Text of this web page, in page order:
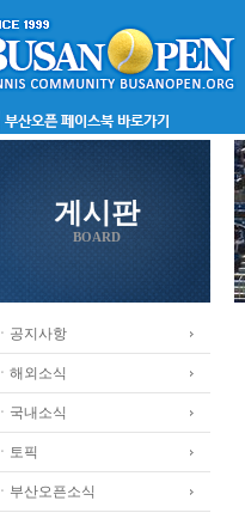
게시판
BOARD
ㆍ공지사항
ㆍ해외소식
ㆍ국내소식
ㆍ토픽
ㆍ부산오픈소식